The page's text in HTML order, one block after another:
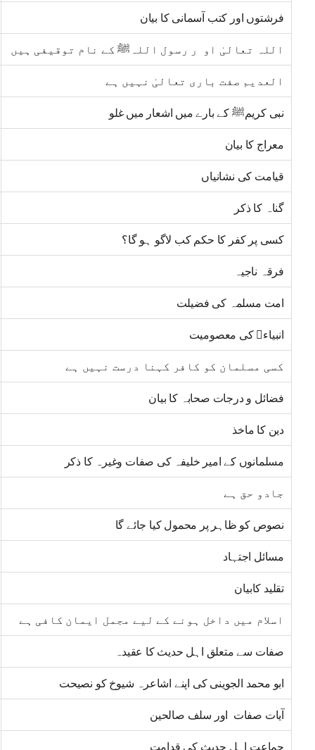
فرشتوں اور کتب آسمانی کا بیان
اللہ تعالیٰ او ر رسول اللہﷺ کے نام توقیفی ہیں
العدیم صفت باری تعالیٰ نہیں ہے
نبی کریمﷺ کے بارے میں اشعار میں غلو
معراج کا بیان
قیامت کی نشانیاں
گناہ کا ذکر
کسی پر کفر کا حکم کب لاگو ہو گا؟
فرقہ ناجیہ
امت مسلمہ کی فضیلت
انبیاء﷩ کی معصومیت
کسی مسلمان کو کافر کہنا درست نہیں ہے
فضائل و درجات صحابہ کا بیان
دین کا ماخذ
مسلمانوں کے امیر خلیفہ کی صفات وغیرہ کا ذکر
جادو حق ہے
نصوص کو ظاہر پر محمول کیا جائے گا
مسائل اجتہاد
تقلید کابیان
اسلام میں داخل ہونے کے لیے مجمل ایمان کافی ہے
صفات سے متعلق اہل حدیث کا عقیدہ
ابو محمد الجوینی کی اپنے اشاعرہ شیوخ کو نصیحت
آیات صفات اور سلف صالحین
جماعت اہل حدیث کی قدامت